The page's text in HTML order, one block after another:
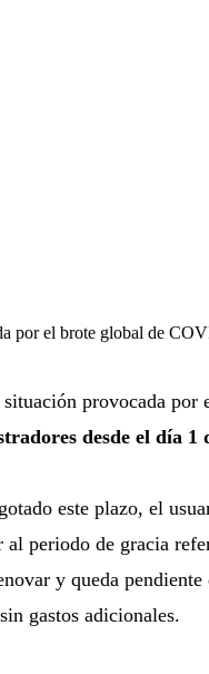
por el brote global de
provocada
desde el día 1
este plazo, el
periodo de gracia
y queda
gastos adicionales.